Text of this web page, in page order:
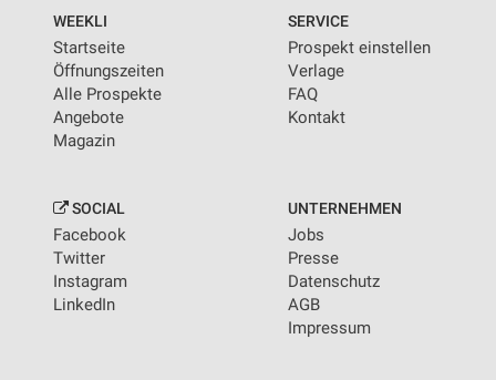
WEEKLI
Startseite
Öffnungszeiten
Alle Prospekte
Angebote
Magazin
SERVICE
Prospekt einstellen
Verlage
FAQ
Kontakt
SOCIAL
Facebook
Twitter
Instagram
LinkedIn
UNTERNEHMEN
Jobs
Presse
Datenschutz
AGB
Impressum